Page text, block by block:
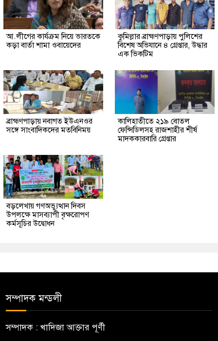
আ.লীগের কার্যক্রম নিয়ে ভারতকে
কড়া বার্তা শামা ওবায়েদের
কুমিল্লার ব্রাহ্মণপাড়ায় পুলিশের
বিশেষ অভিযানে ৪ গ্রেপ্তার, উদ্ধার
এক ভিকটিম
ব্রাহ্মণপাড়ায় নবাগত ইউএনওর
সঙ্গে সাংবাদিকদের মতবিনিময়
কালিহাতীতে ২১৯ বোতল
ফেন্সিডিলসহ রাজশাহীর শীর্ষ
মাদককারবারি গ্রেপ্তার
বড়লেখায় গণঅভ্যুত্থান দিবস
উপলক্ষে মাসব্যাপী বৃক্ষরোপণ
কর্মসূচির উদ্বোধন
সম্পাদক মন্ডলী
সম্পাদক : খাদিজা আক্তার পূর্ণী